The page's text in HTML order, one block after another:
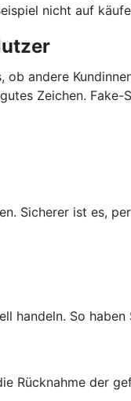
nicht auf
andere
Zeichen.
Sicherer ist es,
handeln. So
Rücknahme der